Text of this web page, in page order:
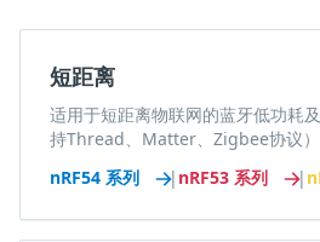
短距离
适用于短距离物联网的蓝牙低功耗
持Thread、Matter、Zigbee协议）
nRF54 系列
| nRF53 系列 |